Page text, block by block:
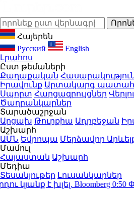
Հայերեն
Русский
English
Լրահոս
Ըստ թեմաների
Քաղաքական
Իրավունք Արտակարգ
Սպորտ Հարցազրույցներ
Ծաղրանկարներ
Տարածաշրջան
Արցախ Թուրքիա Ադրբեջան
Աշխարհ
ԱՄՆ Եվրոպա Մերձավոր
Մամուլ
Հայաստան Աշխարհ
Մեդիա
Տեսանյութեր Լուսանկարներ
է խլել. Bloomberg0:50